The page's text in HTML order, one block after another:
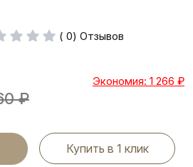
( 0) Отзывов
₽
Экономия: 1 266 ₽
Купить в 1 клик